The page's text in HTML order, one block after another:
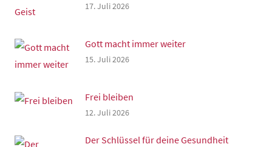
17. Juli 2026
Gott macht immer weiter
15. Juli 2026
Frei bleiben
12. Juli 2026
Der Schlüssel für deine Gesundheit